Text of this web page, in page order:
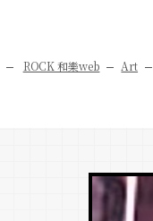
ROCK 和樂web Art